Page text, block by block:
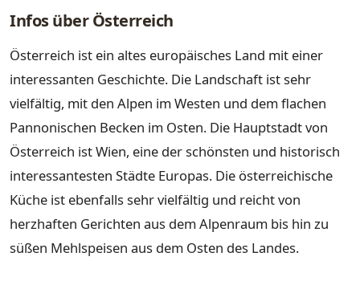
Infos über Österreich
Österreich ist ein altes europäisches Land mit einer
interessanten Geschichte. Die Landschaft ist sehr
vielfältig, mit den Alpen im Westen und dem flachen
Pannonischen Becken im Osten. Die Hauptstadt von
Österreich ist Wien, eine der schönsten und historisch
interessantesten Städte Europas. Die österreichische
Küche ist ebenfalls sehr vielfältig und reicht von
herzhaften Gerichten aus dem Alpenraum bis hin zu
süßen Mehlspeisen aus dem Osten des Landes.